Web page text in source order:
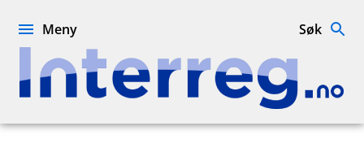
Interreg.no
Meny Søk